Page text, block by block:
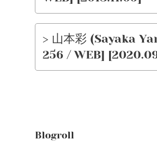
> 山本彩 (Sayaka
256 / WEB]
Blogroll